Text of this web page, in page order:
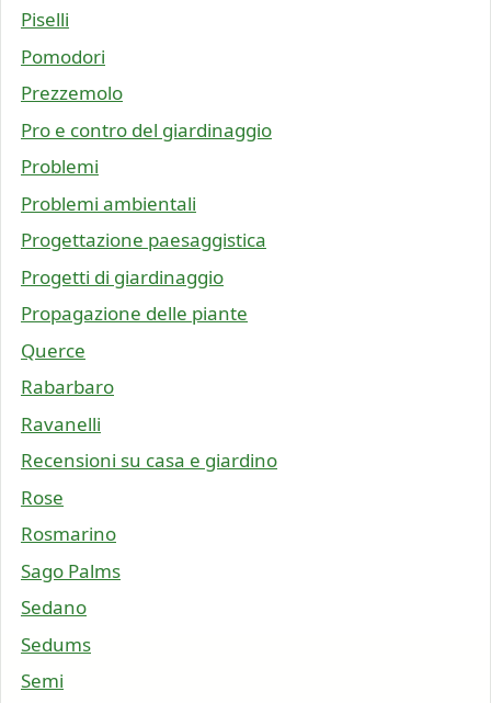
Piselli
Pomodori
Prezzemolo
Pro e contro del giardinaggio
Problemi
Problemi ambientali
Progettazione paesaggistica
Progetti di giardinaggio
Propagazione delle piante
Querce
Rabarbaro
Ravanelli
Recensioni su casa e giardino
Rose
Rosmarino
Sago Palms
Sedano
Sedums
Semi